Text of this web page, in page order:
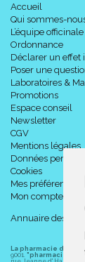
Accueil
Qui sommes-
L’équipe officinale
Ordonnance
Déclarer un effet
Poser une
Laboratoires &
Promotions
Espace conseil
Newsletter
CGV
Mentions légales
Données
Cookies
Mes préférences
Mon compte
Annuaire des
La pharmacie du
9001. "pharmacie-du-